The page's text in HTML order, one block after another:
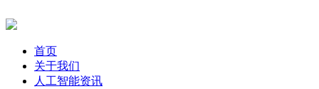
首页
关于我们
人工智能资讯